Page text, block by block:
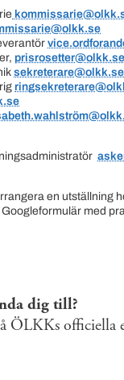
prisrosetter@olkk.se
sekreterare@olkk.se
en utställning
Googleformulär med
dig till?
ÖLKKs officiella